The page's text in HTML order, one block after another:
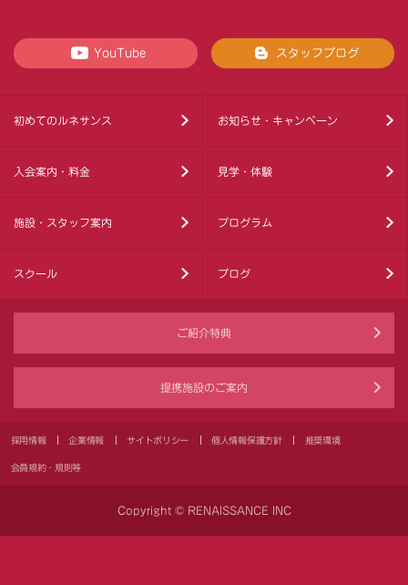
YouTube スタッフブログ
初めてのルネサンス お知らせ・キャンペーン
入会案内・料金 見学・体験
施設・スタッフ案内 プログラム
スクール ブログ
ご紹介特典
提携施設のご案内
採用情報 企業情報 サイトポリシー 個人情報保護方針 推奨環境
会員規約・規則等
Copyright © RENAISSANCE INC